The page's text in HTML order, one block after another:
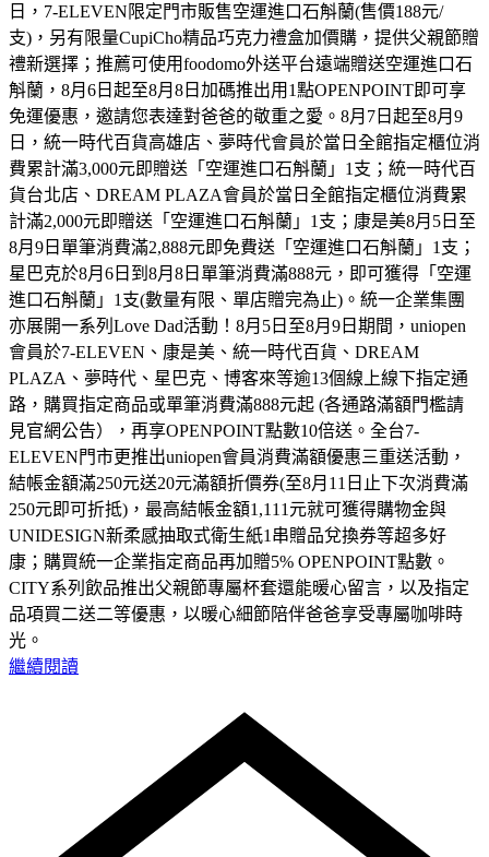
日，7-ELEVEN限定門市販售空運進口石斛蘭(售價188元/
支)，另有限量CupiCho精品巧克力禮盒加價購，提供父親節贈
禮新選擇；推薦可使用foodomo外送平台遠端贈送空運進口石
斛蘭，8月6日起至8月8日加碼推出用1點OPENPOINT即可享
免運優惠，邀請您表達對爸爸的敬重之愛。8月7日起至8月9
日，統一時代百貨高雄店、夢時代會員於當日全館指定櫃位消
費累計滿3,000元即贈送「空運進口石斛蘭」1支；統一時代百
貨台北店、DREAM PLAZA會員於當日全館指定櫃位消費累
計滿2,000元即贈送「空運進口石斛蘭」1支；康是美8月5日至
8月9日單筆消費滿2,888元即免費送「空運進口石斛蘭」1支；
星巴克於8月6日到8月8日單筆消費滿888元，即可獲得「空運
進口石斛蘭」1支(數量有限、單店贈完為止)。統一企業集團
亦展開一系列Love Dad活動！8月5日至8月9日期間，uniopen
會員於7-ELEVEN、康是美、統一時代百貨、DREAM
PLAZA、夢時代、星巴克、博客來等逾13個線上線下指定通
路，購買指定商品或單筆消費滿888元起 (各通路滿額門檻請
見官網公告），再享OPENPOINT點數10倍送。全台7-
ELEVEN門市更推出uniopen會員消費滿額優惠三重送活動，
結帳金額滿250元送20元滿額折價券(至8月11日止下次消費滿
250元即可折抵)，最高結帳金額1,111元就可獲得購物金與
UNIDESIGN新柔感抽取式衛生紙1串贈品兌換券等超多好
康；購買統一企業指定商品再加贈5% OPENPOINT點數。
CITY系列飲品推出父親節專屬杯套還能暖心留言，以及指定
品項買二送二等優惠，以暖心細節陪伴爸爸享受專屬咖啡時
光。
繼續閱讀